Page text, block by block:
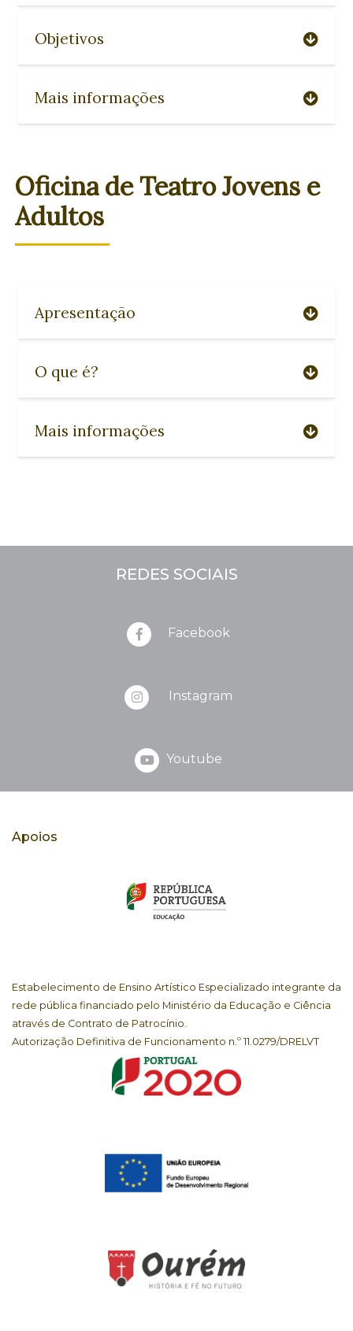
Objetivos
Mais informações
Oficina de Teatro Jovens e
Adultos
Apresentação
O que é?
Mais informações
REDES SOCIAIS
Facebook
Instagram
Youtube
Apoios
Estabelecimento de Ensino Artístico Especializado integrante da
rede pública financiado pelo Ministério da Educação e Ciência
através de Contrato de Patrocínio.
Autorização Definitiva de Funcionamento n.º 11.0279/DRELVT